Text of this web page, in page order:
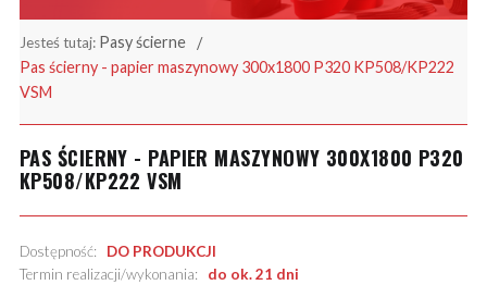
Jesteś tutaj: Pasy ścierne
Pas ścierny - papier maszynowy 300x1800 P320 KP508/KP222
VSM
PAS ŚCIERNY - PAPIER MASZYNOWY 300X1800 P320
KP508/KP222 VSM
Dostępność: DO PRODUKCJI
Termin realizacji/wykonania: do ok. 21 dni